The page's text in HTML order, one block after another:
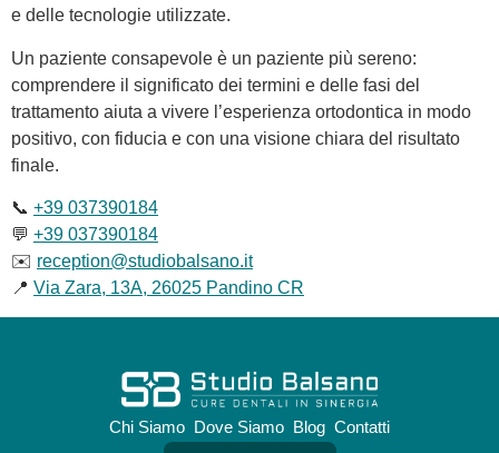
e delle tecnologie utilizzate.
Un paziente consapevole è un paziente più sereno:
comprendere il significato dei termini e delle fasi del
trattamento aiuta a vivere l’esperienza ortodontica in modo
positivo, con fiducia e con una visione chiara del risultato
finale.
📞 +39 037390184
💬 +39 037390184
✉️ reception@studiobalsano.it
📍 Via Zara, 13A, 26025 Pandino CR
Chi Siamo Dove Siamo Blog Contatti